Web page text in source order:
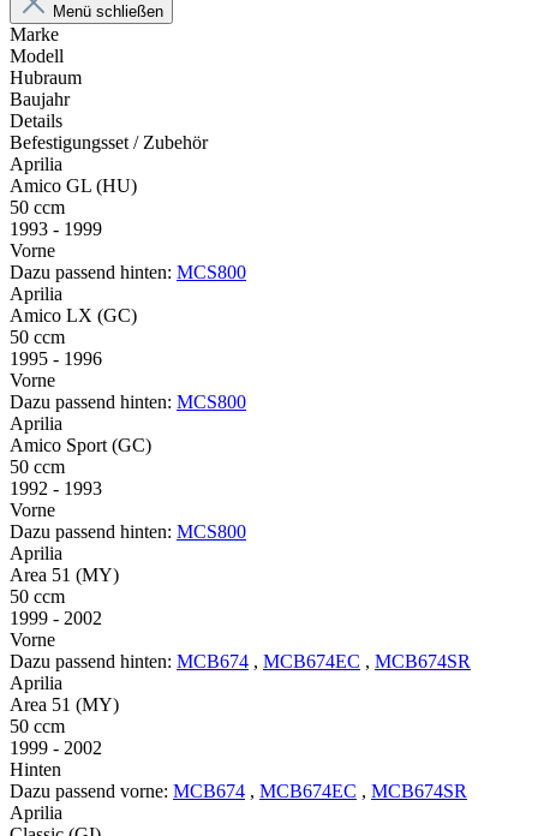
Menü schließen
Marke
Modell
Hubraum
Baujahr
Details
Befestigungsset / Zubehör
Aprilia
Amico GL (HU)
50 ccm
1993 - 1999
Vorne
Dazu passend hinten: MCS800
Aprilia
Amico LX (GC)
50 ccm
1995 - 1996
Vorne
Dazu passend hinten: MCS800
Aprilia
Amico Sport (GC)
50 ccm
1992 - 1993
Vorne
Dazu passend hinten: MCS800
Aprilia
Area 51 (MY)
50 ccm
1999 - 2002
Vorne
Dazu passend hinten: MCB674 , MCB674EC , MCB674SR
Aprilia
Area 51 (MY)
50 ccm
1999 - 2002
Hinten
Dazu passend vorne: MCB674 , MCB674EC , MCB674SR
Aprilia